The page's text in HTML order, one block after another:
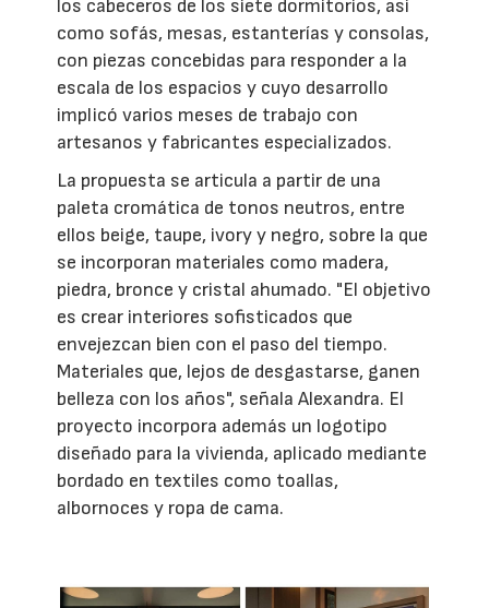
los cabeceros de los siete dormitorios, así
como sofás, mesas, estanterías y consolas,
con piezas concebidas para responder a la
escala de los espacios y cuyo desarrollo
implicó varios meses de trabajo con
artesanos y fabricantes especializados.
La propuesta se articula a partir de una
paleta cromática de tonos neutros, entre
ellos beige, taupe, ivory y negro, sobre la que
se incorporan materiales como madera,
piedra, bronce y cristal ahumado. "El objetivo
es crear interiores sofisticados que
envejezcan bien con el paso del tiempo.
Materiales que, lejos de desgastarse, ganen
belleza con los años", señala Alexandra. El
proyecto incorpora además un logotipo
diseñado para la vivienda, aplicado mediante
bordado en textiles como toallas,
albornoces y ropa de cama.